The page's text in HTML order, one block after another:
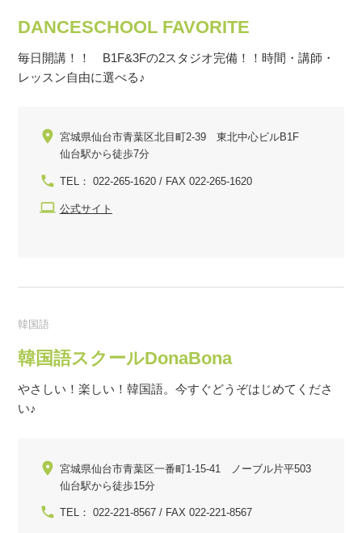
DANCESCHOOL FAVORITE
毎日開講！！ B1F&3Fの2スタジオ完備！！時間・講師・
レッスン自由に選べる♪
宮城県仙台市青葉区北目町2-39 東北中心ビルB1F
仙台駅から徒歩7分
TEL： 022-265-1620 / FAX 022-265-1620
公式サイト
韓国語
韓国語スクールDonaBona
やさしい！楽しい！韓国語。今すぐどうぞはじめてくださ
い♪
宮城県仙台市青葉区一番町1-15-41 ノーブル片平503
仙台駅から徒歩15分
TEL： 022-221-8567 / FAX 022-221-8567